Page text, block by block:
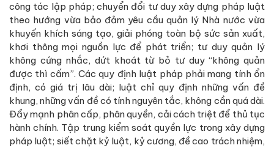
công tác lập pháp; chuyển đổi tư duy xây dựng pháp luật
theo hướng vừa bảo đảm yêu cầu quản lý Nhà nước vừa
khuyến khích sáng tạo, giải phóng toàn bộ sức sản xuất,
khơi thông mọi nguồn lực để phát triển; tư duy quản lý
không cứng nhắc, dứt khoát từ bỏ tư duy “không quản
được thì cấm”. Các quy định luật pháp phải mang tính ổn
định, có giá trị lâu dài; luật chỉ quy định những vấn đề
khung, những vấn đề có tính nguyên tắc, không cần quá dài.
Đẩy mạnh phân cấp, phân quyền, cải cách triệt để thủ tục
hành chính. Tập trung kiểm soát quyền lực trong xây dựng
pháp luật; siết chặt kỷ luật, kỷ cương, đề cao trách nhiệm,